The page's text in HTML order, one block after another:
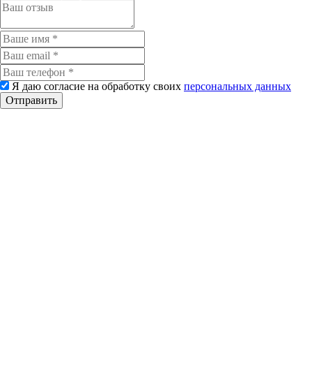
Я даю согласие на обработку своих персональных данных
Отправить